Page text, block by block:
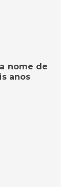
nome de
anos